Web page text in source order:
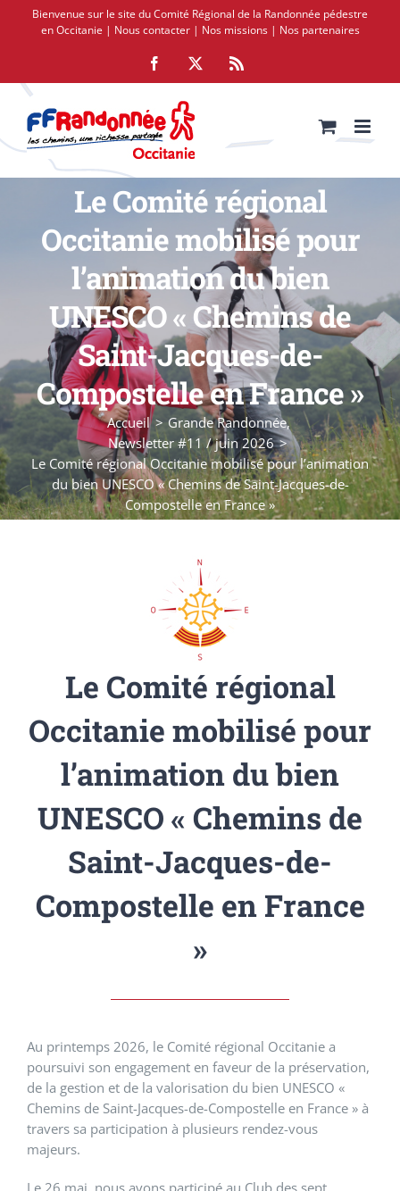
PasserBienvenue sur le site du Comité Régional de la Randonnée pédestre
en Occitanie | Nous contacter| Nos missions| Nos partenaires
Facebook Rss
Le Comité régional
Occitanie mobilisé pour
l’animation du bien
UNESCO « Chemins de
Saint-Jacques-de-
Compostelle en France »
Accueil
Grande Randonnée
Newsletter #11 / juin 2026
Le Comité régional Occitanie mobilisé pour l’animation
du bien UNESCO « Chemins de Saint-Jacques-de-
Compostelle en France »
Le Comité régional
Occitanie mobilisé pour
l’animation du bien
UNESCO « Chemins de
Saint-Jacques-de-
Compostelle en France
»
Au printemps 2026, le Comité régional Occitanie a
poursuivi son engagement en faveur de la préservation,
de la gestion et de la valorisation du bien UNESCO «
Chemins de Saint-Jacques-de-Compostelle en France » à
travers sa participation à plusieurs rendez-vous
majeurs.
Le 26 mai, nous avons participé au Club des sept